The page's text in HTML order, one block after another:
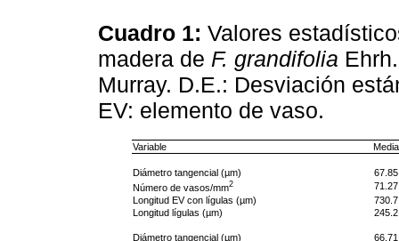
Cuadro 1: Valores
madera de F. grandifolia
Murray. D.E.: Desviación
EV: elemento de vaso.
Variable Media
Diámetro tangencial (µm)
67.85
Número de vasos/mm2
71.27
Longitud EV con lígulas (µm)
730.7
Longitud lígulas (µm)
245.2
Diámetro tangencial (µm) 66.71